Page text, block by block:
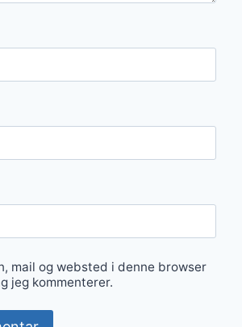
mail og websted i denne browser
jeg kommenterer.